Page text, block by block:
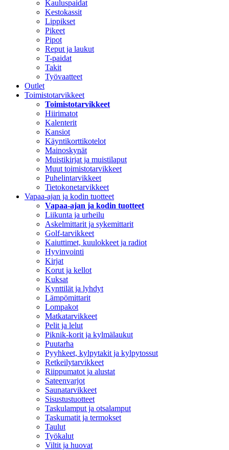
Kauluspaidat
Kestokassit
Lippikset
Pikeet
Pipot
Reput ja laukut
T-paidat
Takit
Työvaatteet
Outlet
Toimistotarvikkeet
Toimistotarvikkeet
Hiirimatot
Kalenterit
Kansiot
Käyntikorttikotelot
Mainoskynät
Muistikirjat ja muistilaput
Muut toimistotarvikkeet
Puhelintarvikkeet
Tietokonetarvikkeet
Vapaa-ajan ja kodin tuotteet
Vapaa-ajan ja kodin tuotteet
Liikunta ja urheilu
Askelmittarit ja sykemittarit
Golf-tarvikkeet
Kaiuttimet, kuulokkeet ja radiot
Hyvinvointi
Kirjat
Korut ja kellot
Kuksat
Kynttilät ja lyhdyt
Lämpömittarit
Lompakot
Matkatarvikkeet
Pelit ja lelut
Piknik-korit ja kylmälaukut
Puutarha
Pyyhkeet, kylpytakit ja kylpytossut
Retkeilytarvikkeet
Riippumatot ja alustat
Sateenvarjot
Saunatarvikkeet
Sisustustuotteet
Taskulamput ja otsalamput
Taskumatit ja termokset
Taulut
Työkalut
Viltit ja huovat